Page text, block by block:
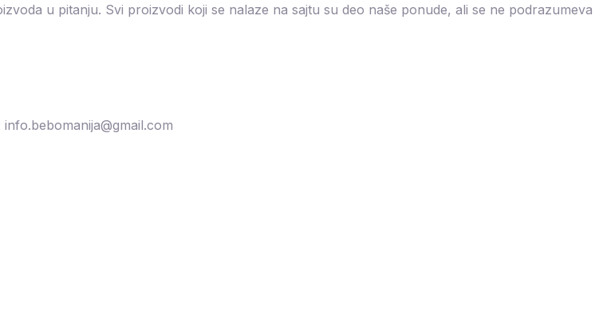
u pitanju. Svi proizvodi koji se nalaze na sajtu su deo naše ponude, ali se ne podrazumeva